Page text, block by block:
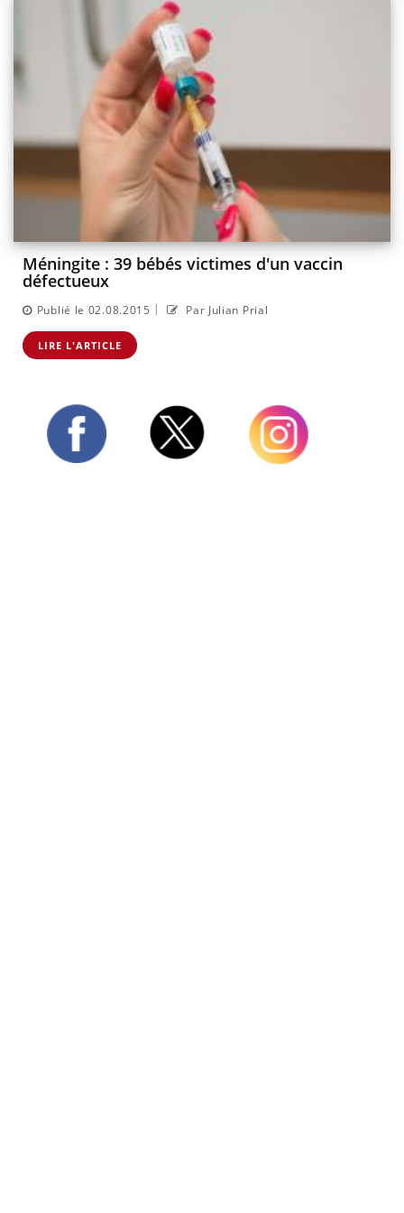
Méningite : 39 bébés victimes d'un vaccin
défectueux
Publié le 02.08.2015 | Par Julian Prial
LIRE L'ARTICLE